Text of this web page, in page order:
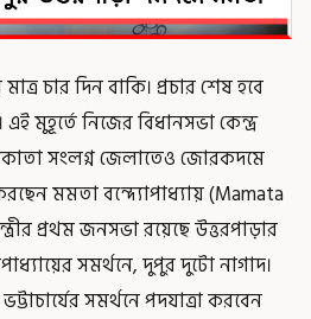
চার দিন বাকি। প্রচার শেষ হবে
মুহূর্তে নিজের বিধানসভা কেন্দ্র
সংলগ্ন জেলাতেও জোরকদমে
মমতা বন্দ্যোপাধ্যায় (Mamata
প্রথম জনসভা রয়েছে উত্তরপাড়ার
সমর্থনে, দুপুর দুটো নাগাদ।
সমর্থনে পদযাত্রা করবেন